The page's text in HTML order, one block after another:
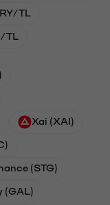
TL
TL
Xai (XAI)
(STG)
(GAL)